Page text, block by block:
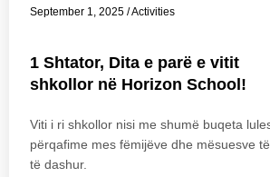
September 1, 2025 /Activities
1 Shtator, Dita e parë e vitit
shkollor në Horizon School!
Viti i ri shkollor nisi me shumë buqeta
përqafime mes fëmijëve dhe mësuesve
të dashur.